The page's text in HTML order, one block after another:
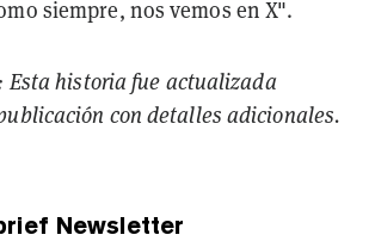
siempre, nos vemos en X".
Esta historia fue actualizada
con detalles adicionales.
Newsletter